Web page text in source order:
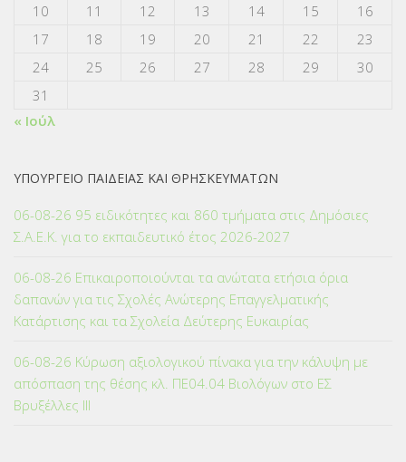
10
11 12 13 14 15
16
17
18 19 20 21 22
23
24
25 26 27 28 29
30
31
« Ιούλ
ΥΠΟΥΡΓΕΙΟ ΠΑΙΔΕΙΑΣ ΚΑΙ ΘΡΗΣΚΕΥΜΑΤΩΝ
06-08-26 95 ειδικότητες και 860 τμήματα στις Δημόσιες
Σ.Α.Ε.Κ. για το εκπαιδευτικό έτος 2026-2027
06-08-26 Επικαιροποιούνται τα ανώτατα ετήσια όρια
δαπανών για τις Σχολές Ανώτερης Επαγγελματικής
Κατάρτισης και τα Σχολεία Δεύτερης Ευκαιρίας
06-08-26 Κύρωση αξιολογικού πίνακα για την κάλυψη με
απόσπαση της θέσης κλ. ΠΕ04.04 Βιολόγων στο ΕΣ
Βρυξέλλες ΙΙΙ